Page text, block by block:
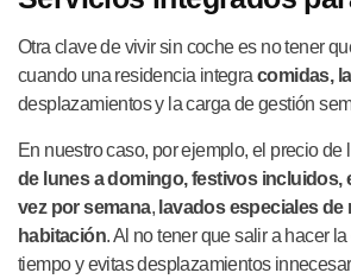
Otra clave de vivir sin coche es no tener
cuando una residencia integra comidas,
desplazamientos y la carga de gestión
En nuestro caso, por ejemplo, el precio
de lunes a domingo, festivos
vez por semana, lavados especiales
habitación. Al no tener que salir a hacer
tiempo y evitas desplazamientos